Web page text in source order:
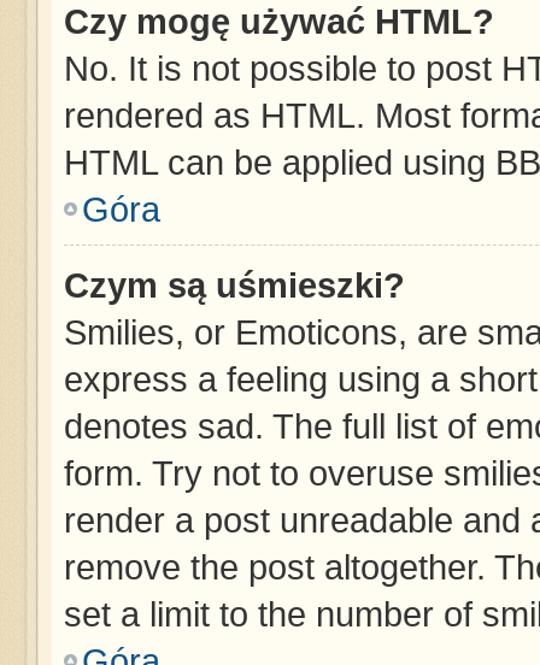
Czy mogę używać HTML?
No. It is not possible to post
rendered as HTML. Most
HTML can be applied using
Góra
Czym są uśmieszki?
Smilies, or Emoticons, are
express a feeling using a
denotes sad. The full list of
form. Try not to overuse
render a post unreadable and
remove the post altogether.
set a limit to the number of